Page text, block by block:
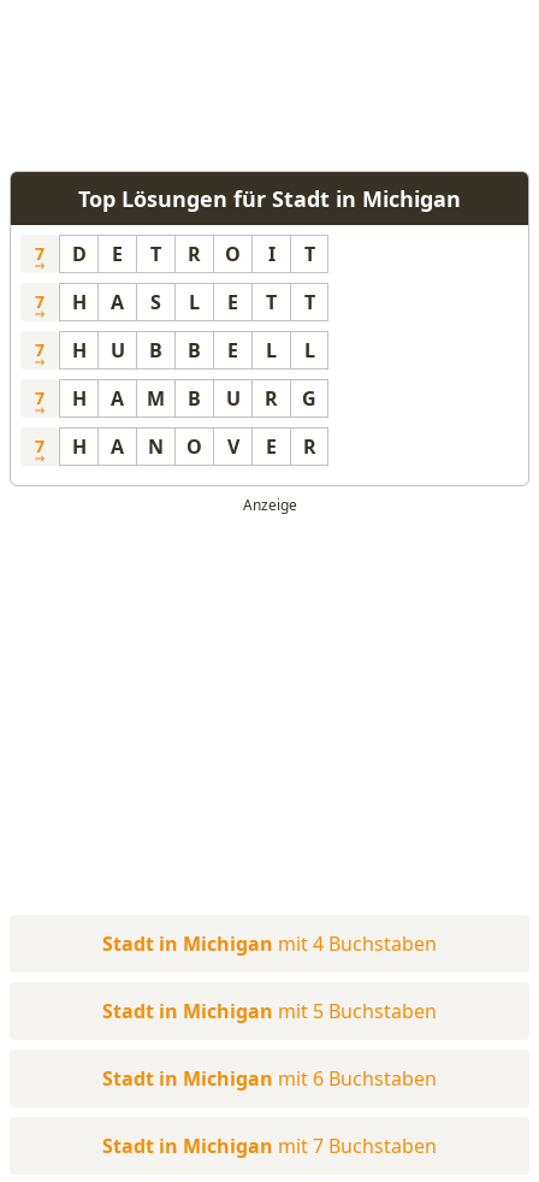
Top Lösungen für Stadt in Michigan
7 D E T R O I T
7 H A S L E T T
7 H U B B E L L
7 H A M B U R G
7 H A N O V E R
Stadt in Michigan mit 4 Buchstaben
Stadt in Michigan mit 5 Buchstaben
Stadt in Michigan mit 6 Buchstaben
Stadt in Michigan mit 7 Buchstaben